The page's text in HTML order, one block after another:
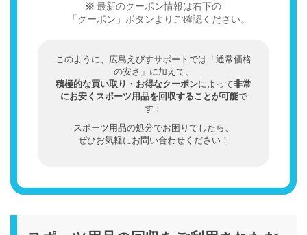
最新のクーポン情報は右下の
「クーポン」ボタンよりご確認ください。
このように、広島えびすサポートでは「通常価格
の安さ」に加えて、
積極的な買い取り・お得なクーポンによって非常
にお安くスポーツ用品を回収することが可能で
す！
スポーツ用品の処分でお困りでしたら、
ぜひお気軽にお問い合わせください！